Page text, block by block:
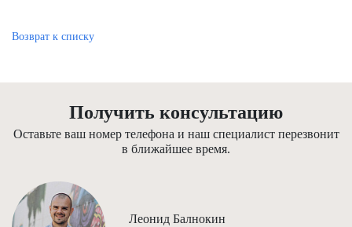
Возврат к списку
Получить консультацию
Оставьте ваш номер телефона и наш специалист перезвонит
в ближайшее время.
Леонид Балнокин